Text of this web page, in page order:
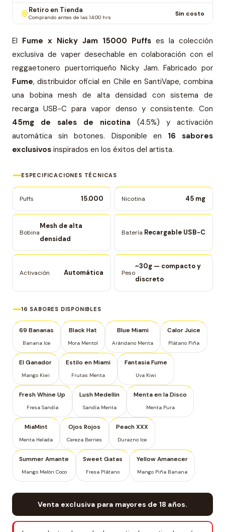
Retiro en Tienda
Comprando antes de las 14:00 hrs Sin costo
El Fume x Nicky Jam 15000 Puffs es la colección
exclusiva de vaper desechable en colaboración con el
reggaetonero puertorriqueño Nicky Jam. Fabricado por
Fume, distribuidor oficial en Chile en SantiVape, combina
una bobina mesh de alta densidad con sistema de
recarga USB-C para vapor denso y consistente. Con
45mg de sales de nicotina (4.5%) y activación
automática sin botones. Disponible en 16 sabores
exclusivos inspirados en los éxitos del artista.
ESPECIFICACIONES TÉCNICAS
Puffs 15.000 Nicotina 45 mg
Bobina
Mesh de alta
densidad
Batería Recargable USB-C
Activación Automática Peso
~30g — compacto y
discreto
16 SABORES DISPONIBLES
69 Bananas
Banana Ice
Black Hat
Mora Mentol
Blue Miami
Arándano Menta
Calor Juice
Plátano Piña
El Ganador
Mango Kiwi
Estilo en Miami
Frutas Menta
Fantasia Fume
Uva Kiwi
Fresh Whine Up
Fresa Sandía
Lush Medellin
Sandía Menta
Menta en la Disco
Menta Pura
MiaMint
Menta Helada
Ojos Rojos
Cereza Berries
Peach XXX
Durazno Ice
Summer Amante
Mango Melón Coco
Sweet Gatas
Fresa Plátano
Yellow Amanecer
Mango Piña Banana
Venta exclusiva para mayores de 18 años.